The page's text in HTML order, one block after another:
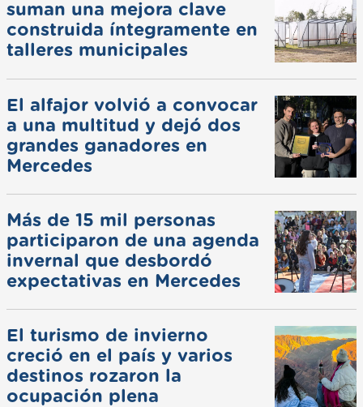
suman una mejora clave
construida íntegramente en
talleres municipales
El alfajor volvió a convocar
a una multitud y dejó dos
grandes ganadores en
Mercedes
Más de 15 mil personas
participaron de una agenda
invernal que desbordó
expectativas en Mercedes
El turismo de invierno
creció en el país y varios
destinos rozaron la
ocupación plena